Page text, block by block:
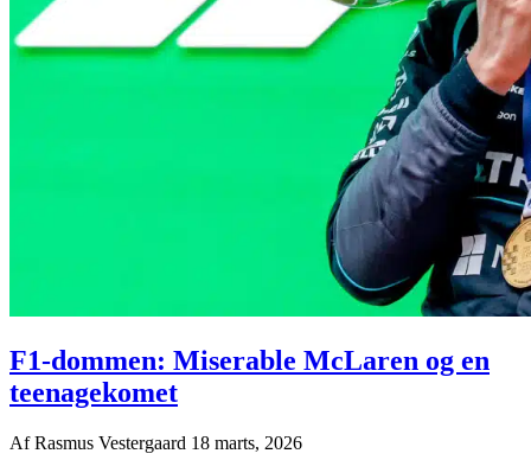
F1-dommen: Miserable McLaren og en
teenagekomet
AfRasmus Vestergaard 18 marts, 2026